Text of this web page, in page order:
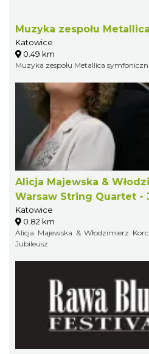
Muzyka zespołu
Katowice
0.49 km
Muzyka zespołu Metallica
Alicja Majewska &
Warsaw String Quartet -
Katowice
0.82 km
Alicja Majewska & Włodzimierz
Jubileusz